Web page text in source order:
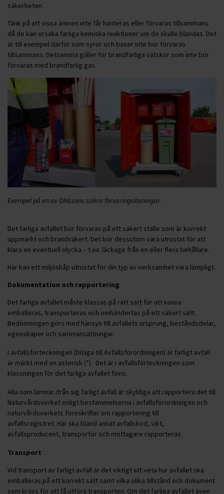
säkerheten.
Tänk på att vissa ämnen inte får hanteras eller förvaras tillsammans
då de kan orsaka farliga kemiska reaktioner om de skulle blandas. Det
är till exempel därför som syror och baser inte bör förvaras
tillsammans. Detsamma gäller för brandfarliga vätskor som inte bör
förvaras med brandfarlig gas.
Exempel på en av Ohlssons säkra förvaringslösningar.
Det farliga avfallet bör förvaras på ett säkert ställe som är korrekt
uppmärkt och brandsäkert. Det bör dessutom vara utrustat för att
klara en eventuell olycka – t.ex. läckage från en eller flera behållare.
Här kan ett miljöskåp utrustat för din typ av verksamhet vara lämpligt.
Dokumentation och rapportering
Det farliga avfallet måste klassas på rätt sätt för att kunna
emballeras, transporteras och omhändertas på ett säkert sätt.
Bedömningen görs med hänsyn till avfallets ursprung, beståndsdelar,
egenskaper och sammansättningar.
I avfallsförteckningen (bilaga till Avfallsförordningen) är farligt avfall
är märkt med en asterisk (*). Det är i avfallsförteckningen som
klassningen för det farliga avfallet finns.
Alla som lämnar ifrån sig farligt avfall är skyldiga att rapportera det till
Naturvårdsverket enligt bestämmelserna i avfallsförordningen och
naturvårdsverkets föreskrifter om rapportering till
avfallsregistret. Här ska bland annat avfallskod, vikt,
avfallsproducent, transportör och mottagare rapporteras.
Transport
Vid transport av farligt avfall är det viktigt att veta hur avfallet ska
emballeras på ett korrekt sätt samt vilka olika tillstånd och dokument
som krävs för att få utföra transporten. Om det farliga avfallet även